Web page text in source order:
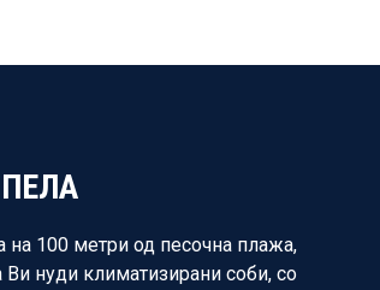
на 100 метри од песочна плажа,
Ви нуди климатизирани соби, со